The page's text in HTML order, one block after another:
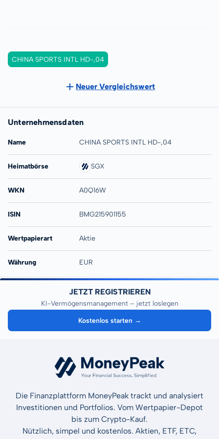
CHINA SPORTS INTL HD-,04
Neuer Vergleichswert
Unternehmensdaten
Name CHINA SPORTS INTL HD-,04
Heimatbörse SGX
WKN A0Q16W
ISIN BMG215901155
Wertpapierart Aktie
Währung EUR
JETZT REGISTRIEREN
KI-Vermögensmanagement – jetzt loslegen
Kostenlos starten →
Die Finanzplattform MoneyPeak trackt und analysiert
Investitionen und Portfolios. Vom Wertpapier-Depot
bis zum Crypto-Kauf.
Nützlich, simpel und kostenlos. Aktien, ETF, ETC,